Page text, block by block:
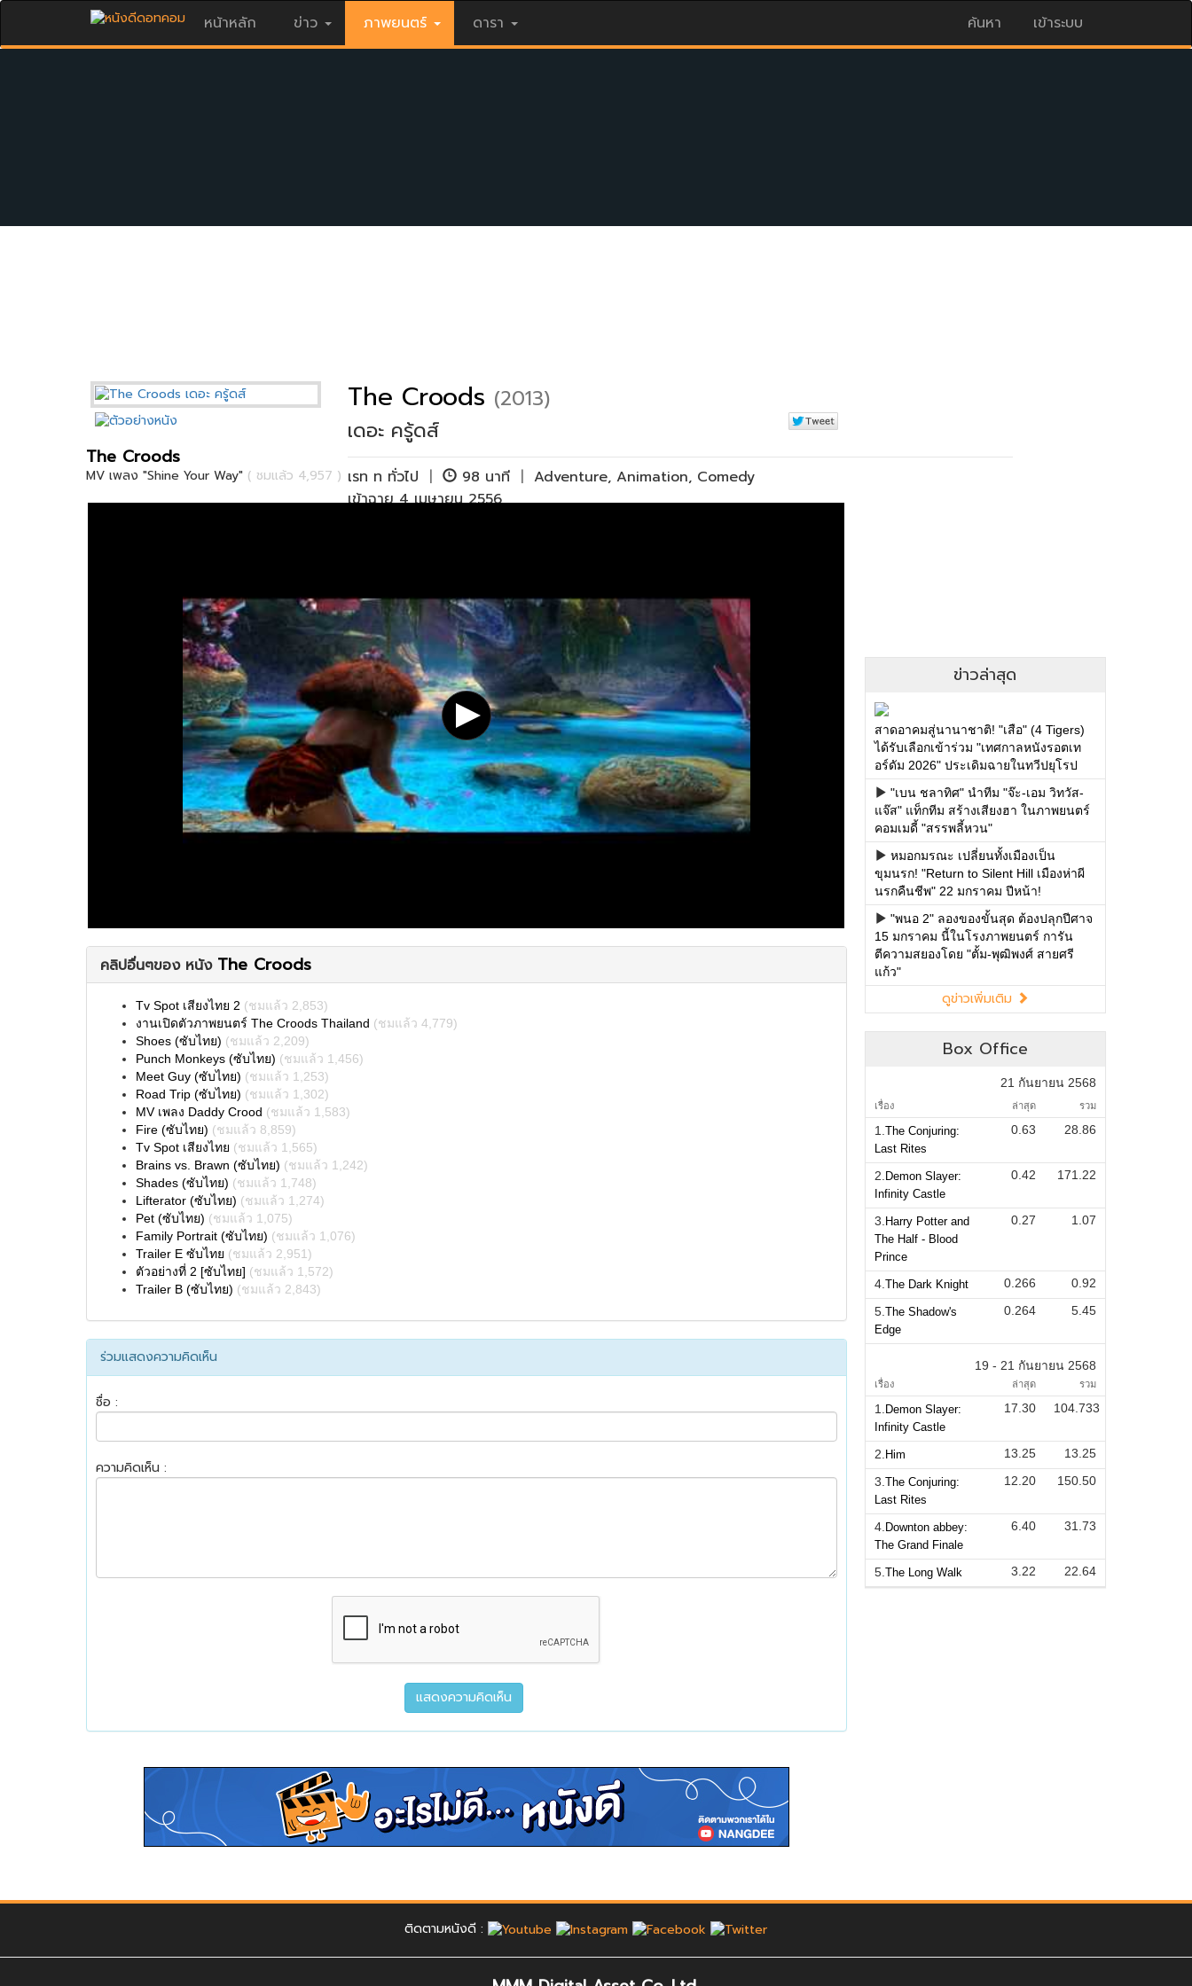
หน้าหลัก ข่าว ภาพยนตร์ ดารา ค้นหา เข้าระบบ
The Croods (2013)
เดอะ ครู้ดส์
เรท ท ทั่วไป | 98 นาที | Adventure, Animation, Comedy
เข้าฉาย 4 เมษายน 2556
The Croods
MV เพลง "Shine Your Way" ( ชมแล้ว 4,957 )
คลิปอื่นๆของ หนัง The Croods
Tv Spot เสียงไทย 2 (ชมแล้ว 2,853)
งานเปิดตัวภาพยนตร์ The Croods Thailand (ชมแล้ว 4,779)
Shoes (ซับไทย) (ชมแล้ว 2,209)
Punch Monkeys (ซับไทย) (ชมแล้ว 1,456)
Meet Guy (ซับไทย) (ชมแล้ว 1,253)
Road Trip (ซับไทย) (ชมแล้ว 1,302)
MV เพลง Daddy Crood (ชมแล้ว 1,583)
Fire (ซับไทย) (ชมแล้ว 8,859)
Tv Spot เสียงไทย (ชมแล้ว 1,565)
Brains vs. Brawn (ซับไทย) (ชมแล้ว 1,242)
Shades (ซับไทย) (ชมแล้ว 1,748)
Lifterator (ซับไทย) (ชมแล้ว 1,274)
Pet (ซับไทย) (ชมแล้ว 1,075)
Family Portrait (ซับไทย) (ชมแล้ว 1,076)
Trailer E ซับไทย (ชมแล้ว 2,951)
ตัวอย่างที่ 2 [ซับไทย] (ชมแล้ว 1,572)
Trailer B (ซับไทย) (ชมแล้ว 2,843)
ร่วมแสดงความคิดเห็น
ชื่อ :
ความคิดเห็น :
ข่าวล่าสุด
สาดอาคมสู่นานาชาติ! "เสือ" (4 Tigers)
ได้รับเลือกเข้าร่วม "เทศกาลหนังรอตเท
อร์ดัม 2026" ประเดิมฉายในทวีปยุโรป
"เบน ชลาทิศ" นำทีม "จ๊ะ-เอม วิทวัส-
แจ๊ส" แท็กทีม สร้างเสียงฮา ในภาพยนตร์
คอมเมดี้ "สรรพลี้หวน"
หมอกมรณะ เปลี่ยนทั้งเมืองเป็น
ขุมนรก! "Return to Silent Hill เมืองห่าผี
นรกคืนชีพ" 22 มกราคม ปีหน้า!
"พนอ 2" ลองของขั้นสุด ต้องปลุกปีศาจ
15 มกราคม นี้ในโรงภาพยนตร์ การัน
ตีความสยองโดย "ตั้ม-พุฒิพงศ์ สายศรี
แก้ว"
ดูข่าวเพิ่มเติม
Box Office
21 กันยายน 2568
เรื่อง ล่าสุด รวม
1. The Conjuring:
Last Rites
0.63 28.86
2. Demon Slayer:
Infinity Castle
0.42 171.22
3. Harry Potter and
The Half - Blood
Prince
0.27 1.07
4. The Dark Knight 0.266
0.92
5. The Shadow's
Edge
0.264 5.45
19 - 21 กันยายน 2568
เรื่อง ล่าสุด รวม
1. Demon Slayer:
Infinity Castle
17.30 104.733
2. Him 13.25
13.25
3. The Conjuring:
Last Rites
12.20 150.50
4. Downton abbey:
The Grand Finale
6.40 31.73
5. The Long Walk 3.22 22.64
ติดตามหนังดี :